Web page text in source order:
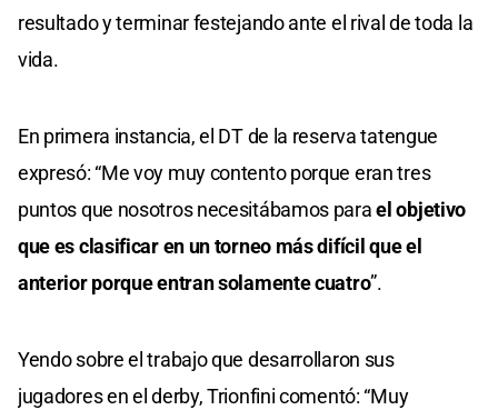
resultado y terminar festejando ante el rival de toda la
vida.
En primera instancia, el DT de la reserva tatengue
expresó: “Me voy muy contento porque eran tres
puntos que nosotros necesitábamos parael objetivo
que es clasificar en un torneo más difícil que el
anterior porque entran solamente cuatro”.
Yendo sobre el trabajo que desarrollaron sus
jugadores en el derby, Trionfini comentó: “Muy